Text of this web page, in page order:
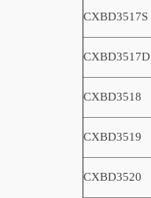
CXBD3517S
CXBD3517D
CXBD3518
CXBD3519
CXBD3520